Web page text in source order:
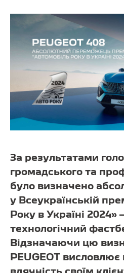
За результатами
громадського та
було визначено
у Всеукраїнській
Року в Україні
технологічний
Відзначаючи цю
PEUGEOT висловлює